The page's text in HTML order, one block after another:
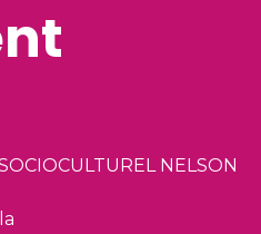
NELSON